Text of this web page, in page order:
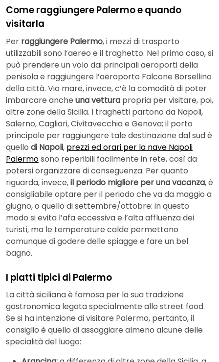
Come raggiungere Palermo e quando
visitarla
Per raggiungere Palermo, i mezzi di trasporto
utilizzabili sono l’aereo e il traghetto. Nel primo caso, si
può prendere un volo dai principali aeroporti della
penisola e raggiungere l’aeroporto Falcone Borsellino
della città. Via mare, invece, c’è la comodità di poter
imbarcare anche una vettura propria per visitare, poi,
altre zone della Sicilia. I traghetti partono da Napoli,
Salerno, Cagliari, Civitavecchia e Genova; il porto
principale per raggiungere tale destinazione dal sud è
quello di Napoli, prezzi ed orari per la nave Napoli
Palermosono reperibili facilmente in rete, così da
potersi organizzare di conseguenza. Per quanto
riguarda, invece,il periodo migliore per una vacanza, è
consigliabile optare per il periodo che va da maggio a
giugno, o quello di settembre/ottobre: in questo
modo si evita l’afa eccessiva e l’alta affluenza dei
turisti, ma le temperature calde permettono
comunque di godere delle spiagge e fare un bel
bagno.
I piatti tipici di Palermo
La città siciliana è famosa per la sua tradizione
gastronomica legata specialmente allo street food.
Se si ha intenzione di visitare Palermo, pertanto, il
consiglio è quello di assaggiare almeno alcune delle
specialità del luogo: